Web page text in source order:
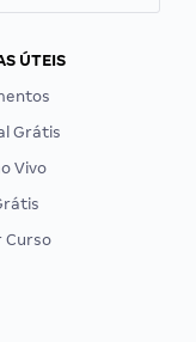
ÚTEIS
Grátis
Vivo
Curso